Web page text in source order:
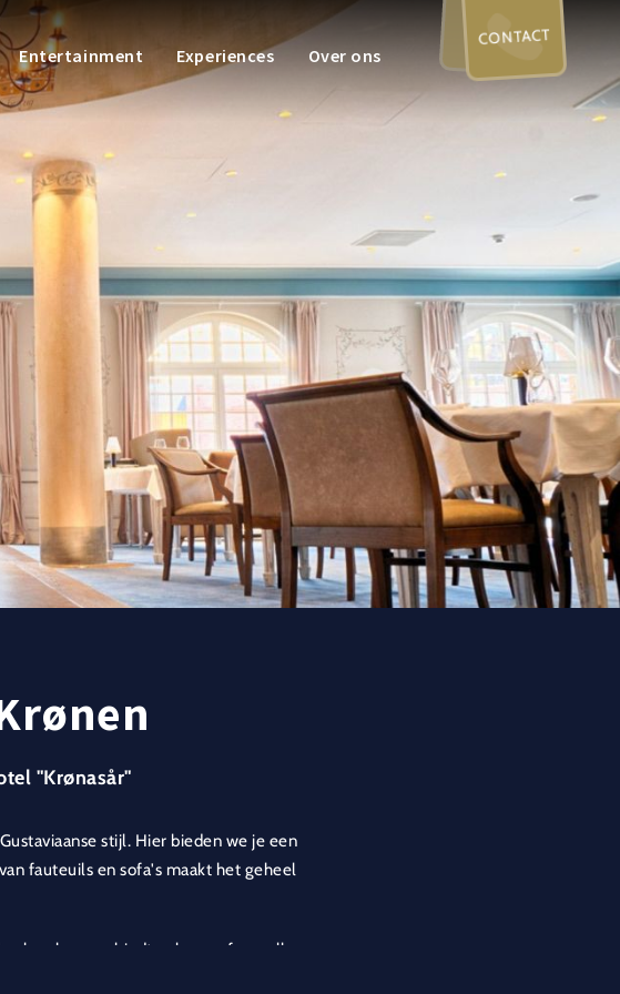
Entertainment Experiences Over ons
CONTACT
"Krønasår"
stijl. Hier bieden we je een
fauteuils en sofa's maakt het geheel
maar biedt ook een sfeervolle
evenementen.